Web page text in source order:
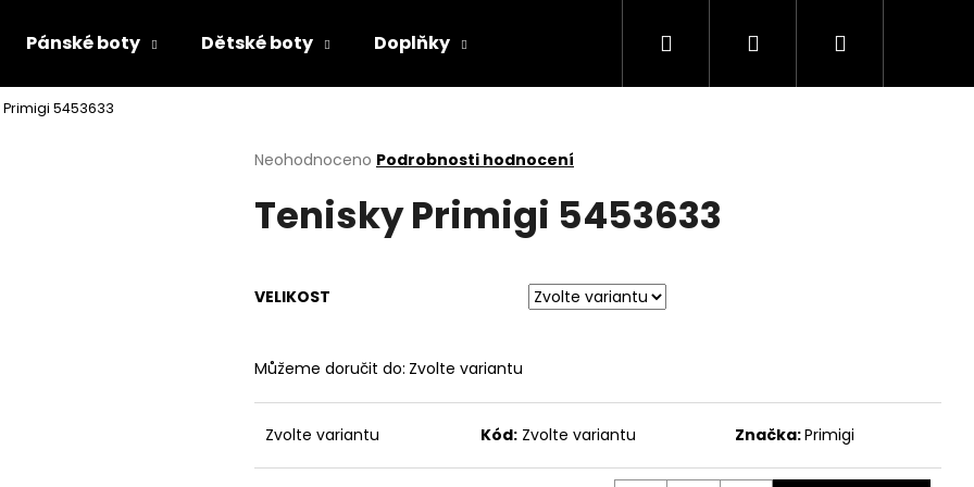
Pánské boty Dětské boty Doplňky Hledat PřihlášeníNákupní
Primigi 5453633
Průměrné
produktu
hvězdiček.
Neohodnoceno Podrobnosti hodnocení
Tenisky Primigi 5453633
VELIKOST
Můžeme doručit do: Zvolte variantu
Zvolte variantu Kód: Zvolte variantu Značka:Primigi
Co potřebujete najít?
HLEDAT
CHLAPECKÉ SANDÁLY PRIMIGI 7893300
PRIMIGI 2418511